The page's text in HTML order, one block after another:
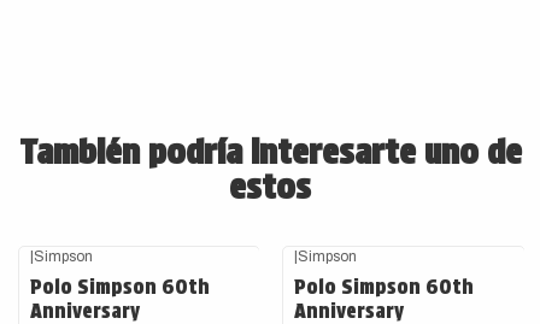
También podría interesarte uno de
estos
|Simpson
Polo Simpson 60th
Anniversary
|Simpson
Polo Simpson 60th
Anniversary